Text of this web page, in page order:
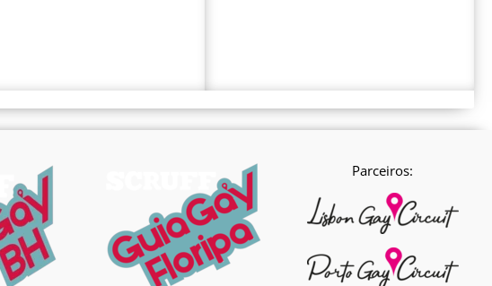
Parceiros: